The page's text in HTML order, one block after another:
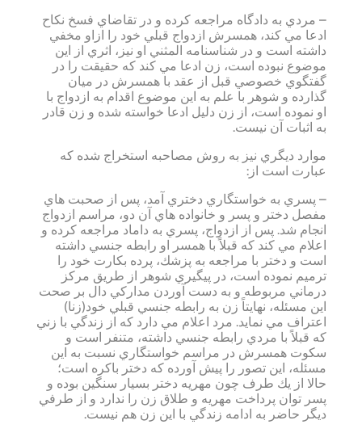
– مردي به دادگاه مراجعه كرده و در تقاضاي فسخ نكاح
ادعا مي كند، همسرش ازدواج قبلي خود را ازاو مخفي
داشته است و در شناسنامه المثني او نيز، اثري از اين
موضوع نبوده است، زن ادعا مي كند كه حقيقت را در
گفتگوي خصوصي قبل از عقد با همسرش در ميان
گذارده و شوهر با علم به اين موضوع اقدام به ازدواج با
او نموده است، از زن دليل ادعا خواسته شده و زن قادر
به اثبات آن نيست.
موارد ديگري نيز به روش مصاحبه استخراج شده كه
عبارت است از:
– پسري به خواستگاري دختري آمد، پس از صحبت هاي
مفصل دختر و پسر و خانواده هاي آن دو، مراسم ازدواج
انجام شد. پس از ازدواج، پسري به داماد مراجعه كرده و
اعلام مي كند كه قبلاً با همسر او رابطه جنسي داشته
است و دختر با مراجعه به پزشك، پرده بكارت خود را
ترميم نموده است، در پيگيري شوهر از طريق مركز
درماني مربوطه و به دست آوردن مداركي دال بر صحت
اين مسئله، نهايتاً زن به رابطه جنسي قبلي خود(زنا)
اعتراف مي نمايد. مرد اعلام مي دارد كه از زندگي با زني
كه قبلاً با مردي رابطه جنسي داشته، متنفر است و
سكوت همسرش در مراسم خواستگاري نسبت به اين
مسئله، اين تصور را پيش آورده كه دختر باكره است؛
حالا از يك طرف چون مهريه دختر بسيار سنگين بوده و
پسر توان پرداخت مهريه و طلاق زن را ندارد و از طرفي
ديگر حاضر به ادامه زندگي با اين زن هم نيست.